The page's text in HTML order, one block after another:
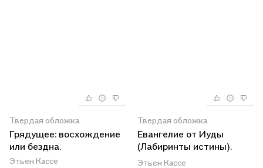
Твердая обложка
Грядущее: восхождение
или бездна.
Этьен Кассе
Твердая обложка
Евангелие от Иуды
(Лабиринты истины).
Кассе Э. (Столица-
Этьен Кассе